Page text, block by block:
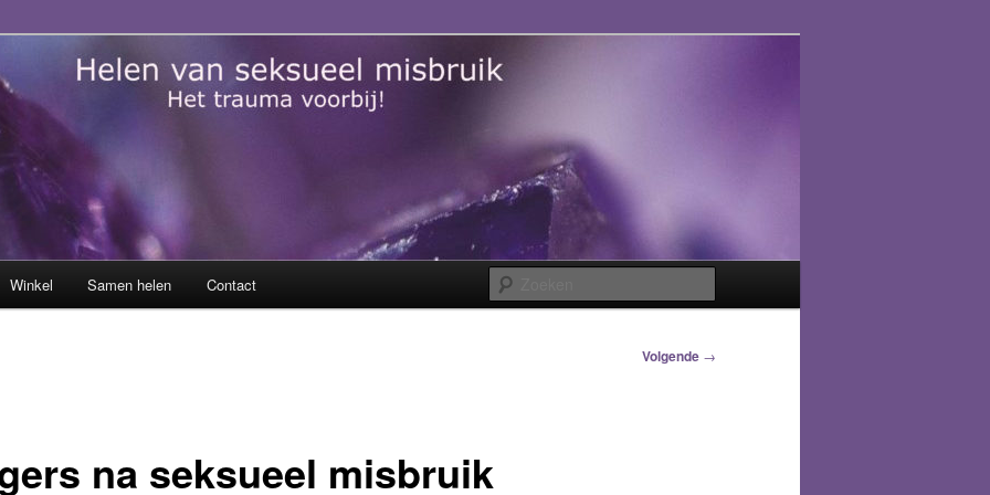
misbruik
Winkel Samen helen Contact
Volgende →
na seksueel misbruik